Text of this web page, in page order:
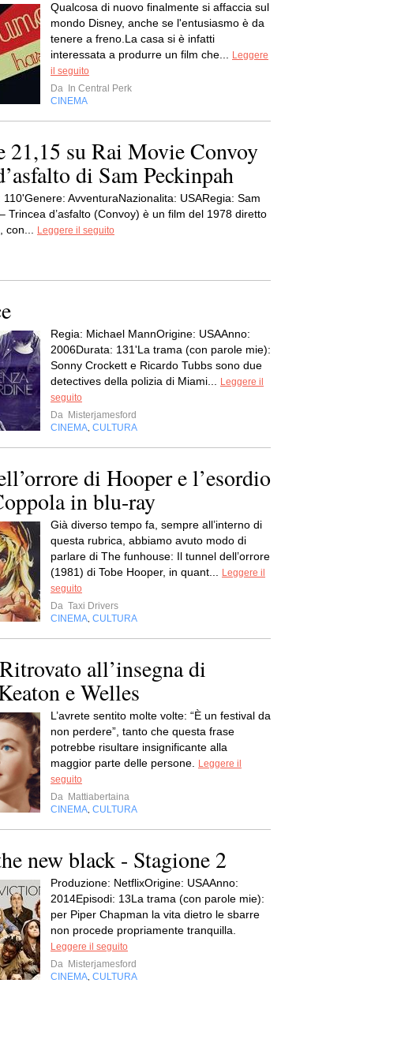
Qualcosa di nuovo finalmente si affaccia sul
mondo Disney, anche se l'entusiasmo è da
tenere a freno.La casa si è infatti
interessata a produrre un film che...
Leggere
il seguito
Da
In Central Perk
CINEMA
21,15 su Rai Movie Convoy
di Sam Peckinpah
AvventuraNazionalita: USARegia: Sam
Trincea d’asfalto (Convoy) è un film del 1978 diretto
con...
Leggere il seguito
Regia: Michael MannOrigine: USAAnno:
2006Durata: 131'La trama (con parole mie):
Sonny Crockett e Ricardo Tubbs sono due
detectives della polizia di Miami...
Leggere il
seguito
Da Misterjamesford
CINEMA CULTURA
di Hooper e l’esordio
in blu-ray
Già diverso tempo fa, sempre all’interno di
questa rubrica, abbiamo avuto modo di
parlare di The funhouse: Il tunnel dell’orrore
(1981) di Tobe Hooper, in quant...
Leggere il
seguito
Da Taxi Drivers
CINEMA CULTURA
all’insegna di
e Welles
L’avrete sentito molte volte: “È un festival da
non perdere”, tanto che questa frase
potrebbe risultare insignificante alla
maggior parte delle persone.
Leggere il
seguito
Da Mattiabertaina
CINEMA CULTURA
new black - Stagione 2
Produzione: NetflixOrigine: USAAnno:
2014Episodi: 13La trama (con parole mie):
per Piper Chapman la vita dietro le sbarre
non procede propriamente tranquilla.
Leggere il seguito
Da Misterjamesford
CINEMA CULTURA